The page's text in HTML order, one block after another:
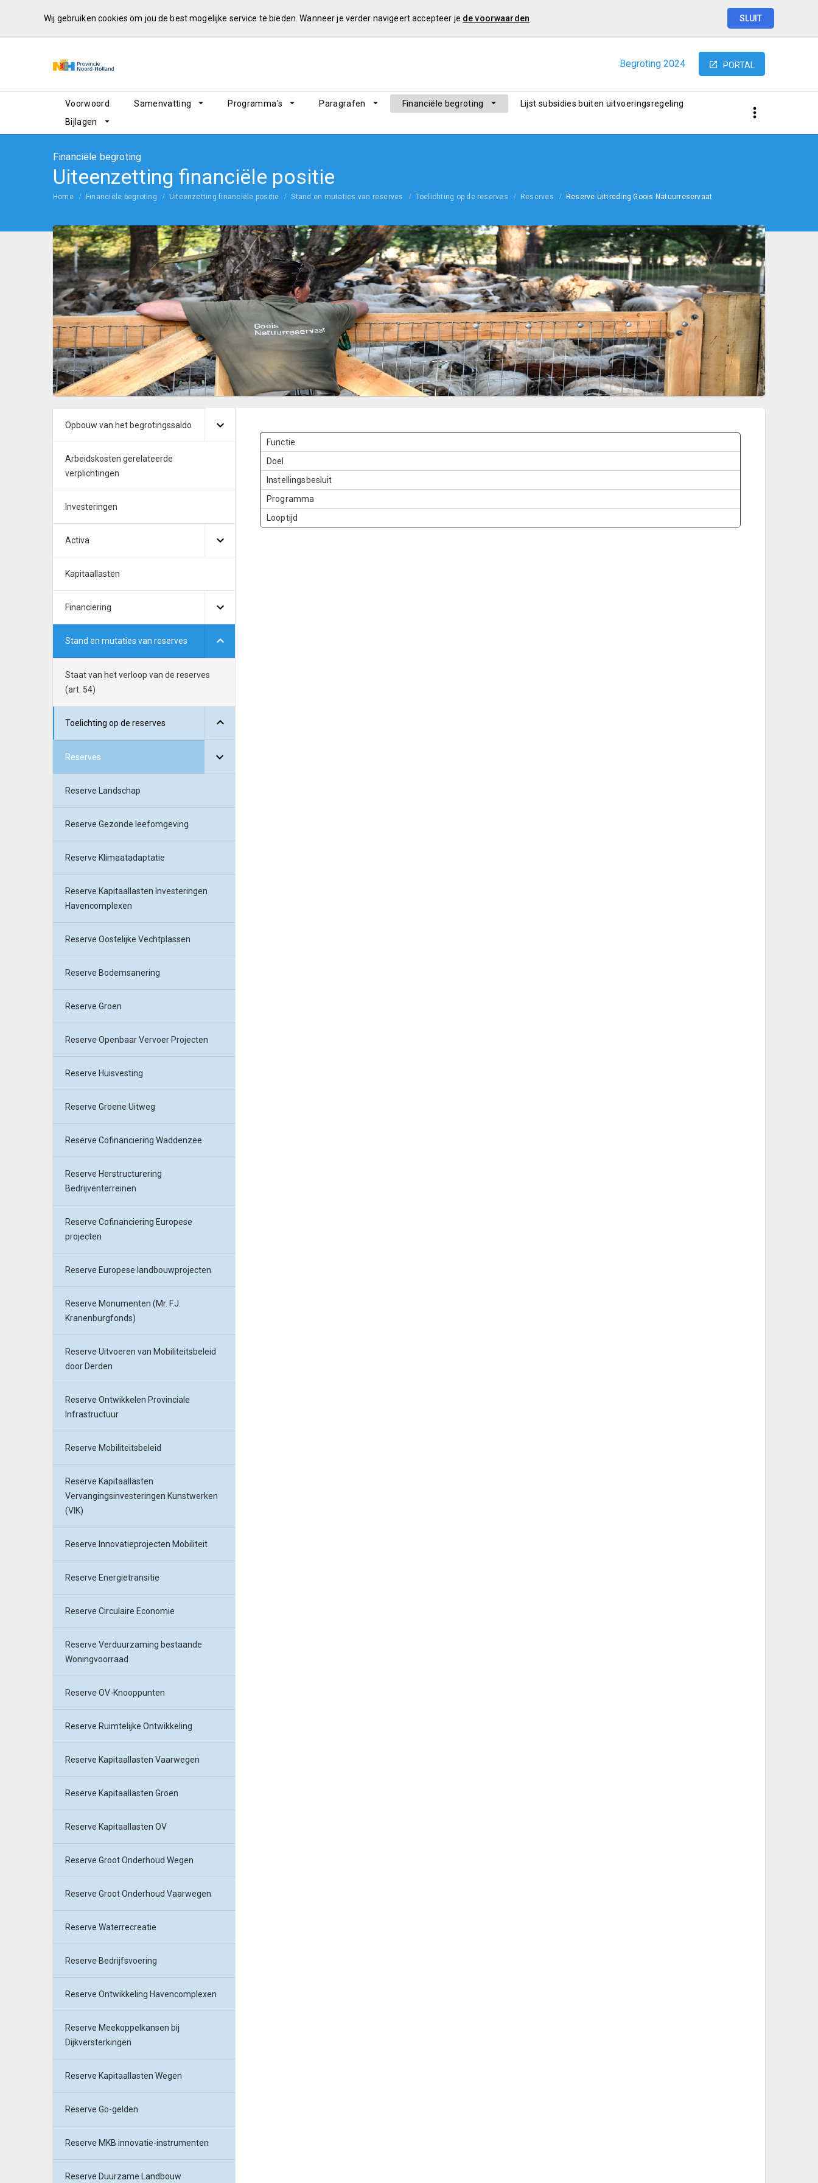
Wij gebruiken cookies om jou de best mogelijke service te bieden. Wanneer je verder navigeert accepteer je de voorwaarden SLUIT
Begroting 2024 PORTAL
Voorwoord Samenvatting Programma's Paragrafen Financiële begroting
Lijst subsidies buiten uitvoeringsregeling
Bijlagen
Financiële begroting
Uiteenzetting financiële positie
Home Financiële begroting Uiteenzetting financiële positie Stand en mutaties van reserves Toelichting op de reserves Reserves Reserve Uittreding Goois Natuurreservaat
Opbouw van het begrotingssaldo
Arbeidskosten gerelateerde
verplichtingen
Investeringen
Activa
Kapitaallasten
Financiering
Stand en mutaties van reserves
Staat van het verloop van de reserves
(art. 54)
Toelichting op de reserves
Reserves
Reserve Landschap
Reserve Gezonde leefomgeving
Reserve Klimaatadaptatie
Reserve Kapitaallasten Investeringen
Havencomplexen
Reserve Oostelijke Vechtplassen
Reserve Bodemsanering
Reserve Groen
Reserve Openbaar Vervoer Projecten
Reserve Huisvesting
Reserve Groene Uitweg
Reserve Cofinanciering Waddenzee
Reserve Herstructurering
Bedrijventerreinen
Reserve Cofinanciering Europese
projecten
Reserve Europese landbouwprojecten
Reserve Monumenten (Mr. F.J.
Kranenburgfonds)
Reserve Uitvoeren van Mobiliteitsbeleid
door Derden
Reserve Ontwikkelen Provinciale
Infrastructuur
Reserve Mobiliteitsbeleid
Reserve Kapitaallasten
Vervangingsinvesteringen Kunstwerken
(VIK)
Reserve Innovatieprojecten Mobiliteit
Reserve Energietransitie
Reserve Circulaire Economie
Reserve Verduurzaming bestaande
Woningvoorraad
Reserve OV-Knooppunten
Reserve Ruimtelijke Ontwikkeling
Reserve Kapitaallasten Vaarwegen
Reserve Kapitaallasten Groen
Reserve Kapitaallasten OV
Reserve Groot Onderhoud Wegen
Reserve Groot Onderhoud Vaarwegen
Reserve Waterrecreatie
Reserve Bedrijfsvoering
Reserve Ontwikkeling Havencomplexen
Reserve Meekoppelkansen bij
Dijkversterkingen
Reserve Kapitaallasten Wegen
Reserve Go-gelden
Reserve MKB innovatie-instrumenten
Reserve Duurzame Landbouw
Functie
Doel
Instellingsbesluit
Programma
Looptijd